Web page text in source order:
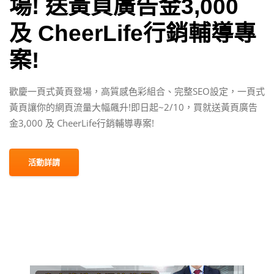
場! 送黃頁廣告金3,000
及 CheerLife行銷輔導專
案!
歡慶一頁式黃頁登場，高質感色彩組合、完整SEO設定，一頁式
黃頁讓你的網頁流量大幅飆升!即日起~2/10，買就送黃頁廣告
金3,000 及 CheerLife行銷輔導專案!
活動詳請